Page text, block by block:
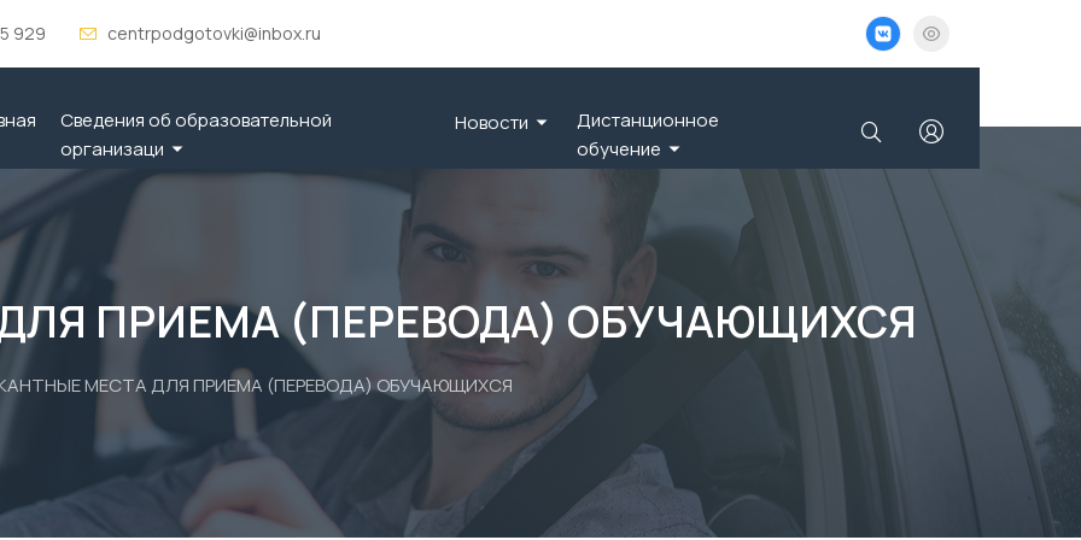
929 centrpodgotovki@inbox.ru
Сведения об образовательной
организаци
Новости
Дистанционное
обучение
ПРИЕМА (ПЕРЕВОДА) ОБУЧАЮЩИХСЯ
МЕСТА ДЛЯ ПРИЕМА (ПЕРЕВОДА) ОБУЧАЮЩИХСЯ